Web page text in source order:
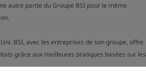
autre partie du Groupe BSI pour le même
BSI, avec les entreprises de son groupe, offre
grâce aux meilleures pratiques basées sur les